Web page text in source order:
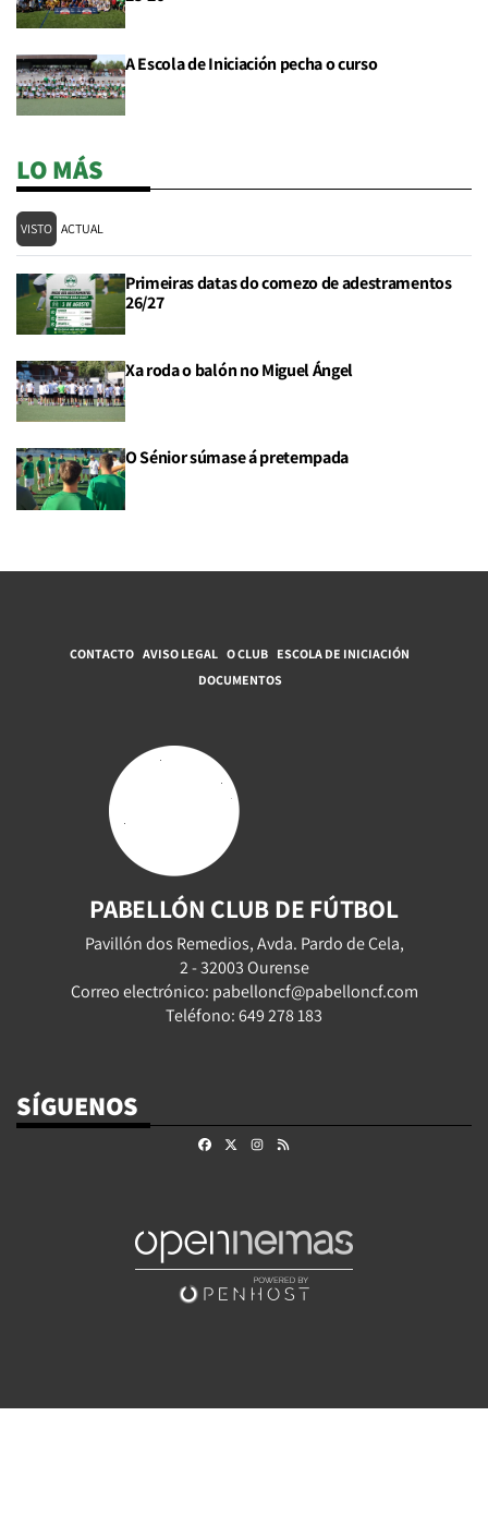
A Escola de Iniciación pecha o curso
LO MÁS
VISTO ACTUAL
Primeiras datas do comezo de adestramentos
26/27
Xa roda o balón no Miguel Ángel
O Sénior súmase á pretempada
CONTACTO AVISO LEGAL O CLUB ESCOLA DE INICIACIÓN
DOCUMENTOS
PABELLÓN CLUB DE FÚTBOL
Pavillón dos Remedios, Avda. Pardo de Cela,
2 - 32003 Ourense
Correo electrónico: pabelloncf@pabelloncf.com
Teléfono: 649 278 183
SÍGUENOS
FacebookInstagram